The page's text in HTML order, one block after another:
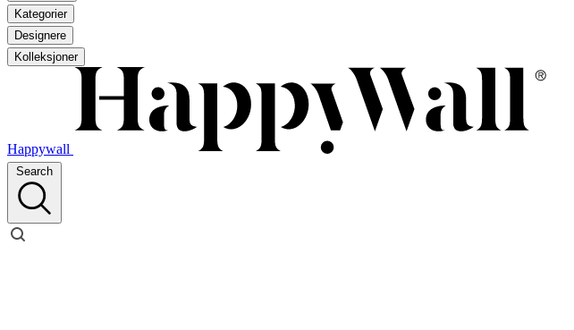
Kategorier
Designere
Kolleksjoner
Happywall
Search